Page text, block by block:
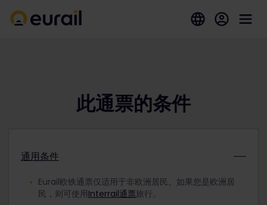
此通票的条件
通用条件
Eurail欧铁通票仅适用于非欧洲居民。如果您是欧洲居
民，则可使用Interrail通票旅行。